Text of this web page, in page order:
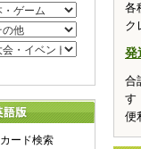
各
ク
発
合
す
便